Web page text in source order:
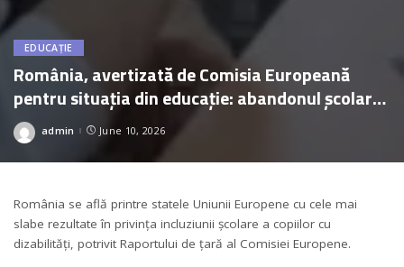
EDUCAȚIE
România, avertizată de Comisia Europeană
pentru situația din educație: abandonul școlar
crește, iar inegalitățile se adâncesc
Posted
admin June 10, 2026
România se află printre statele Uniunii Europene cu cele mai
slabe rezultate în privința incluziunii școlare a copiilor cu
dizabilități, potrivit Raportului de țară al Comisiei Europene.